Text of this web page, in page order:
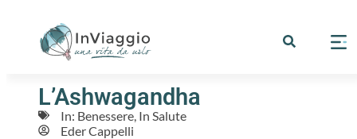
L’Ashwagandha
In: Benessere In Salute
Eder Cappelli